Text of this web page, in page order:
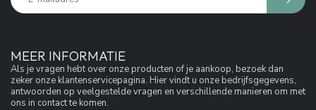
MEER INFORMATIE
Als je vragen hebt over onze producten of je aankoop, bezoek dan
zeker onze klantenservicepagina. Hier vindt u onze bedrijfsgegevens,
antwoorden op veelgestelde vragen en verschillende manieren om met
ons in contact te komen.